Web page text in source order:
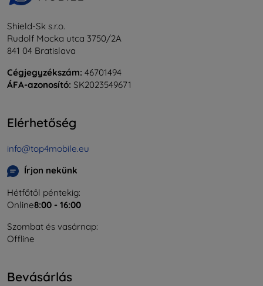
Shield-Sk s.r.o.
Rudolf Mocka utca 3750/2A
841 04 Bratislava
Cégjegyzékszám: 46701494
ÁFA-azonosító: SK2023549671
Elérhetőség
info@top4mobile.eu
Írjon nekünk
Hétfőtől péntekig:
Online8:00 - 16:00
Szombat és vasárnap:
Offline
Bevásárlás